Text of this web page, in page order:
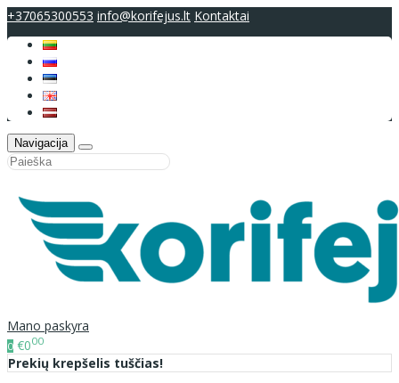
+37065300553 info@korifejus.lt Kontaktai
Navigacija
Mano paskyra
0 €000
Prekių krepšelis tuščias!